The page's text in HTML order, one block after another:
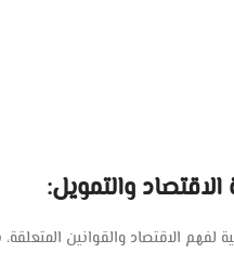
والتمويل:
الاقتصاد والقوانين المتعلقة،